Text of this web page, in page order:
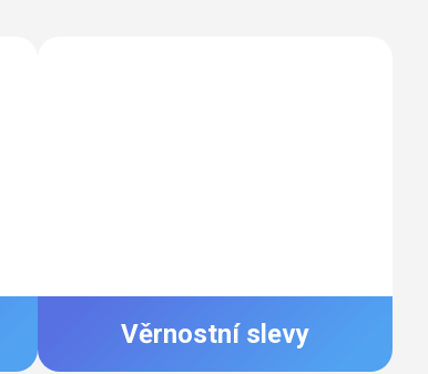
Věrnostní slevy